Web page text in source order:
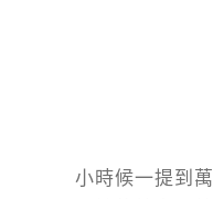
小時候一提到